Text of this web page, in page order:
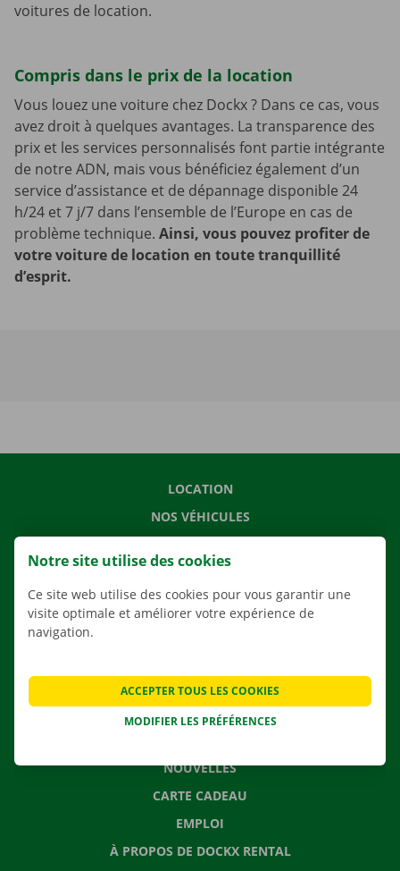
voitures de location.
Compris dans le prix de la location
Vous louez une voiture chez Dockx ? Dans ce cas, vous
avez droit à quelques avantages. La transparence des
prix et les services personnalisés font partie intégrante
de notre ADN, mais vous bénéficiez également d’un
service d’assistance et de dépannage disponible 24
h/24 et 7 j/7 dans l’ensemble de l’Europe en cas de
problème technique. Ainsi, vous pouvez profiter de
votre voiture de location en toute tranquillité
d’esprit.
LOCATION
NOS VÉHICULES
AGENCES
APPLI
CONTACTEZ NOUS
NOUVELLES
CARTE CADEAU
EMPLOI
À PROPOS DE DOCKX RENTAL
Notre site utilise des cookies
Ce site web utilise des cookies pour vous garantir une
visite optimale et améliorer votre expérience de
navigation.
MODIFIER LES PRÉFÉRENCES
ACCEPTER TOUS LES COOKIES